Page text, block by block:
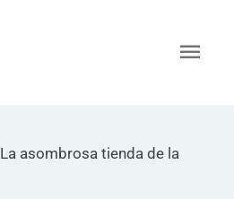
La asombrosa tienda de la